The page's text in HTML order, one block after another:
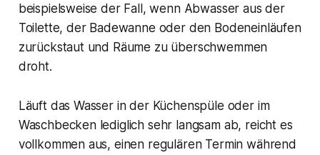
beispielsweise der Fall, wenn Abwasser aus der
Toilette, der Badewanne oder den Bodeneinläufen
zurückstaut und Räume zu überschwemmen
droht.
Läuft das Wasser in der Küchenspüle oder im
Waschbecken lediglich sehr langsam ab, reicht es
vollkommen aus, einen regulären Termin während